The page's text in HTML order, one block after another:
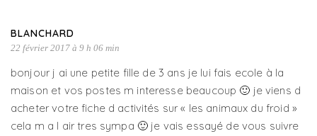
BLANCHARD
22 février 2017 à 9 h 06 min
bonjour j ai une petite fille de 3 ans je lui fais ecole à la
maison et vos postes m interesse beaucoup 🙂 je viens d
acheter votre fiche d activités sur « les animaux du froid »
cela m a l air tres sympa 🙂 je vais essayé de vous suivre